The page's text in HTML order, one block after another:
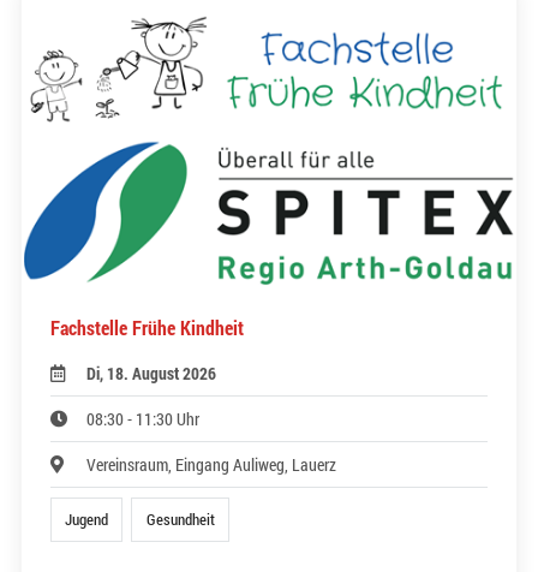
Fachstelle Frühe Kindheit
Di, 18. August 2026
08:30 - 11:30 Uhr
Vereinsraum, Eingang Auliweg, Lauerz
Jugend Gesundheit